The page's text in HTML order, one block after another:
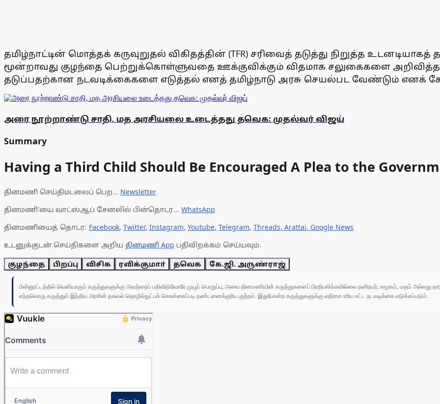
தமிழ்நாட்டின் மொத்தக் கருவுறுதல் விகிதத்தின் (TFR) சரிவைத் தடுத்து நிறுத்த
மூன்றாவது குழந்தை பெற்றுக்கொள்ளுவதை ஊக்குவிக்கும் விதமாக சலுகைகளை
தடுப்பதற்கான நடவடிக்கைகளை எடுத்தல் எனத் தமிழ்நாடு அரசு செயல்பட வேண்டும் எனக்
அரை நூற்றாண்டு சாதி, மத அரசியலை உடைத்தது தவெக: முதல்வர் விஜய்
Summary
Having a Third Child Should Be Encouraged A Plea to the
தினமணி செய்திமடலைப் பெற... Newsletter
தினமணி'யை வாட்ஸ்ஆப் சேனலில் பின்தொடர... WhatsApp
தினமணியைத் தொடர: Facebook, Twitter, Instagram, Youtube, Telegram, Threads, Arattai, Google News
உடனுக்குடன் செய்திகளை அறிய தினமணி App பதிவிறக்கம் செய்யவும்.
குழந்தை பிறப்பு விசிக ரவிக்குமாா் தவெக கே.ஜி. அருண்ராஜ்
பின்னூட்டத்தில் வெளியாகும் கருத்துகளுக்கு அவற்றைப் பதிவிடுவோரே முழுப் பொறுப்பு; அவை தினமணியின் கருத்துகளைப் பிரதிபலிக்கவில்லை.தனிநபர், சமூகம், மதம் அல்லது
எந்தவொரு கருத்தும் இந்திய அரசின் தகவல் தொழில்நுட்பக் கொள்கைப்படி தண்டனைக்குரிய குற்றம். இதுபோன்ற கருத்துகளுக்கு எதிராக உரிய சட்ட நடவடிக்கை எடுக்கப்படும்.